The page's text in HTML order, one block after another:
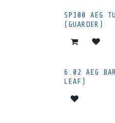
SP100 AEG
(GUARDER)
6.02 AEG
LEAF)